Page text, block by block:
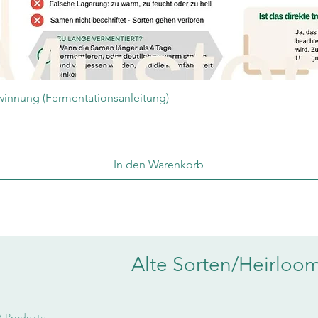
Schnellansicht
(Fermentationsanleitung)
In den Warenkorb
Alte Sorten/